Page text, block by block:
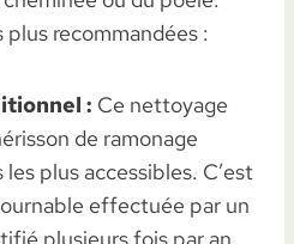
recommandées :
: Ce nettoyage
de ramonage
plus accessibles. C’est
effectuée par un